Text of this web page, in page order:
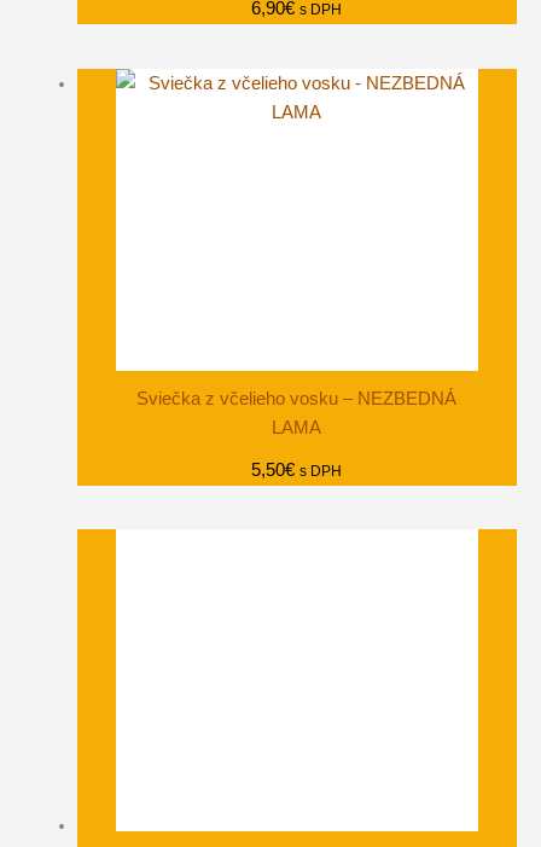
6,90€ s DPH
Sviečka z včelieho vosku – NEZBEDNÁ
LAMA
5,50€ s DPH